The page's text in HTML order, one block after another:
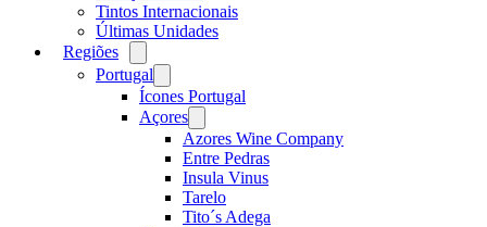
Tintos Internacionais
Últimas Unidades
Regiões
menu
Portugal
menu
Ícones Portugal
Açores
menu
Azores Wine Company
Entre Pedras
Insula Vinus
Tarelo
Tito´s Adega